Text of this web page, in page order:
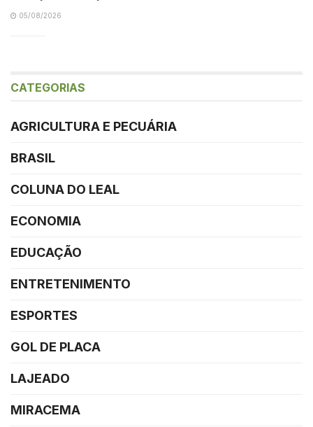
05/08/2026
CATEGORIAS
AGRICULTURA E PECUÁRIA
BRASIL
COLUNA DO LEAL
ECONOMIA
EDUCAÇÃO
ENTRETENIMENTO
ESPORTES
GOL DE PLACA
LAJEADO
MIRACEMA